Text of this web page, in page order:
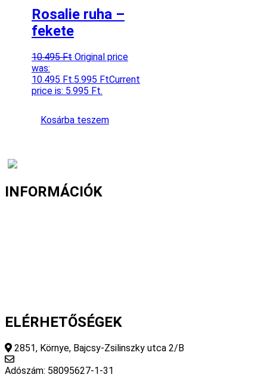
Rosalie ruha –
fekete
10.495Ft Original price
was:
10.495 Ft.5.995 FtCurrent
price is: 5.995 Ft.
Kosárba teszem
INFORMÁCIÓK
ELÉRHETŐSÉGEK
2851, Környe, Bajcsy-Zsilinszky utca 2/B
Adószám: 58095627-1-31